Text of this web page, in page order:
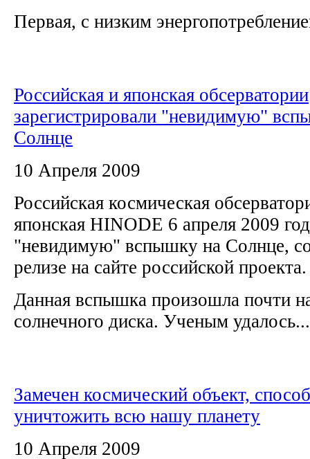
Первая, с низким
Российская и японская обсерватории
зарегистрировали "невидимую"
Солнце
10 Апреля 2009
Российская космическая
японская HINODE 6 апреля 2009
"невидимую" вспышку на Солнце,
релизе на сайте российской
Данная вспышка произошла почти
солнечного диска. Ученым удалось...
Замечен космический объект,
уничтожить всю нашу планету
10 Апреля 2009